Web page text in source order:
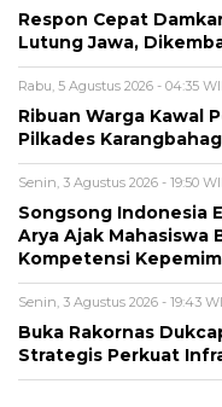
Respon Cepat
Lutung Jawa,
Rabu, 5 Agustus 2026 - 04:35
Ribuan Warga Kawal
Pilkades
Senin, 3 Agustus 2026 - 19:50
Songsong Indonesia
Arya Ajak Mahasiswa
Kompetensi
Senin, 3 Agustus 2026 - 19:43
Buka Rakornas
Strategis Perkuat